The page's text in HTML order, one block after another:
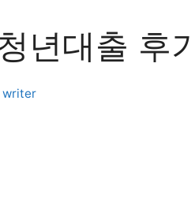
년대출 후
writer